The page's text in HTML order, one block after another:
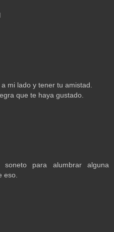
mi lado y tener tu amistad.
que te haya gustado.
para alumbrar alguna
eso.